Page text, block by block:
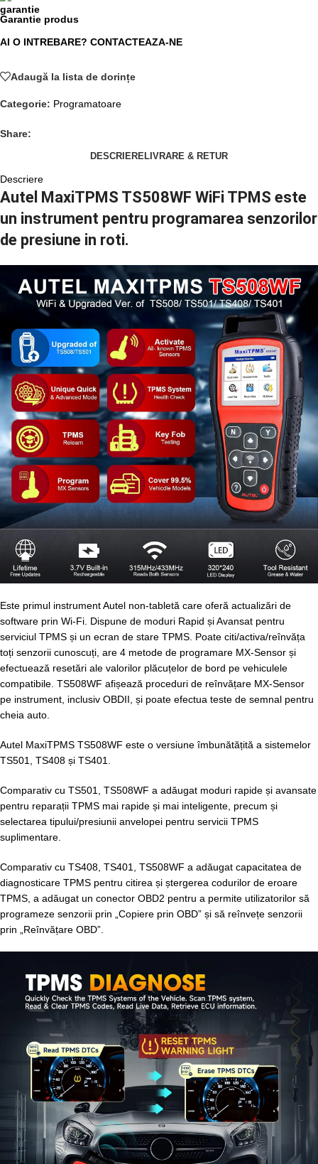
Garantie produs
AI O INTREBARE? CONTACTEAZA-NE
Adaugă la lista de dorințe
Categorie: Programatoare
Share:
DESCRIERELIVRARE & RETUR
Descriere
Autel MaxiTPMS TS508WF WiFi TPMS este
un instrument pentru programarea senzorilor
de presiune in roti.
Este primul instrument Autel non-tabletă care oferă actualizări de
software prin Wi-Fi. Dispune de moduri Rapid și Avansat pentru
serviciul TPMS și un ecran de stare TPMS. Poate citi/activa/reînvăța
toți senzorii cunoscuți, are 4 metode de programare MX-Sensor și
efectuează resetări ale valorilor plăcuțelor de bord pe vehiculele
compatibile. TS508WF afișează proceduri de reînvățare MX-Sensor
pe instrument, inclusiv OBDII, și poate efectua teste de semnal pentru
cheia auto.
Autel MaxiTPMS TS508WF este o versiune îmbunătățită a sistemelor
TS501, TS408 și TS401.
Comparativ cu TS501, TS508WF a adăugat moduri rapide și avansate
pentru reparații TPMS mai rapide și mai inteligente, precum și
selectarea tipului/presiunii anvelopei pentru servicii TPMS
suplimentare.
Comparativ cu TS408, TS401, TS508WF a adăugat capacitatea de
diagnosticare TPMS pentru citirea și ștergerea codurilor de eroare
TPMS, a adăugat un conector OBD2 pentru a permite utilizatorilor să
programeze senzorii prin „Copiere prin OBD” și să reînvețe senzorii
prin „Reînvățare OBD”.